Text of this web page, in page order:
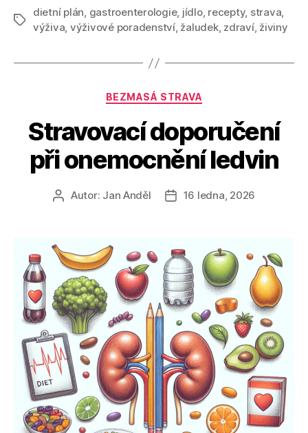
Štítky
dietní plán, gastroenterologie, jídlo, recepty, strava,
výživa, výživové poradenství, žaludek, zdraví, živiny
Rubriky
BEZMASÁ STRAVA
Stravovací doporučení
při onemocnění ledvin
AutorAutor: Jan Anděl
Datum
16 ledna, 2026